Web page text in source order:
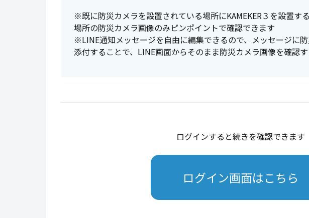
※既に防災カメラを設置されている場所にKAMEKER３を設置す
場所の防災カメラ画像のみピンポイントで確認できます
※LINE通知メッセージを自由に編集できるので、メッセージに
添付することで、LINE画面からそのまま防災カメラ画像を確認す
ログインすると続きを確認できます
ログイン画面はこちら